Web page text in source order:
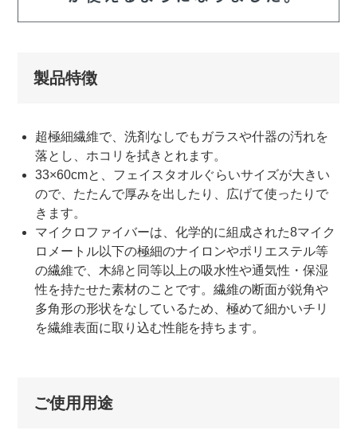
製品特徴
超極細繊維で、洗剤なしでもガラスや什器の汚れを
落とし、ホコリを拭きとれます。
33×60cmと、フェイスタオルぐらいサイズが大きい
ので、たたんで厚みを出したり、広げて使ったりで
きます。
マイクロファイバーは、化学的に組成された8マイク
ロメートル以下の極細のナイロンやポリエステル等
の繊維で、木綿と同等以上の吸水性や通気性・保湿
性を持たせた素材のことです。繊維の断面が鋭角や
多角形の形状をなしているため、極めて細かいチリ
を繊維表面に取り込む性能を持ちます。
ご使用用途